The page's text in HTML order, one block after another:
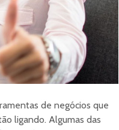
de negócios que
ligando. Algumas das